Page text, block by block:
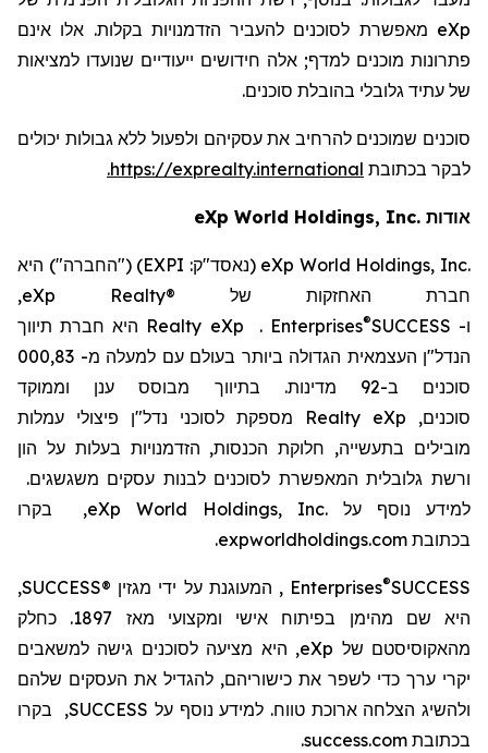
eXp מאפשרת לסוכנים להעביר הזדמנויות בקלות. אלו אינם
פתרונות מוכנים למדף; אלה חידושים ייעודיים שנועדו למציאות
של עתיד גלובלי בהובלת סוכנים.
סוכנים שמוכנים להרחיב את עסקיהם ולפעול ללא גבולות יכולים
לבקר בכתובת https://exprealty.international
.
אודות eXp World Holdings, Inc.
eXp World Holdings, Inc. (נאסד"ק: EXPI) ("החברה") היא
חברת האחזקות של eXp Realty®
,
ו- SUCCESS
®
Enterprises
.
eXp
Realty היא חברת תיווך
הנדל"ן העצמאית הגדולה ביותר בעולם עם למעלה מ- 83
,000
סוכנים ב-29 מדינות
. בתיווך מבוסס ענן וממוקד
סוכנים, eXp
Realty מספקת לסוכני נדל"ן פיצולי עמלות
מובילים בתעשייה, חלוקת הכנסות, הזדמנויות בעלות על הון
ורשת גלובלית המאפשרת לסוכנים לבנות עסקים משגשגים.
למידע נוסף על eXp World Holdings, Inc., בקרו
בכתובת expworldholdings.com
.
SUCCESS
®
Enterprises, המעוגנת על ידי מגזין SUCCESS®
,
היא שם מהימן בפיתוח אישי ומקצועי מאז 1897. כחלק
מהאקוסיסטם של eXp, היא מציעה לסוכנים גישה למשאבים
יקרי ערך כדי לשפר את כישוריהם, להגדיל את העסקים שלהם
ולהשיג הצלחה ארוכת טווח. למידע נוסף על SUCCESS, בקרו
בכתובת success.com
.